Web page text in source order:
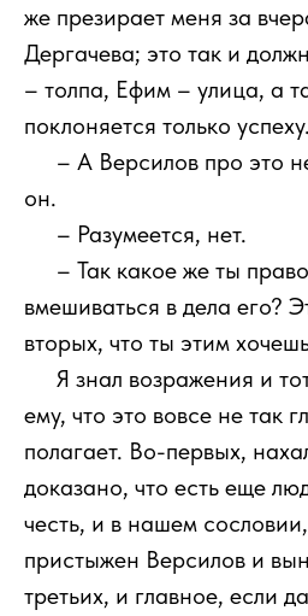
же презирает меня за
Дергачева; это так и
– толпа, Ефим – улица, а
поклоняется только успеху.
– А Версилов про это
он.
– Разумеется, нет.
– Так какое же ты
вмешиваться в дела его?
вторых, что ты этим
Я знал возражения и
ему, что это вовсе не так
полагает. Во-первых,
доказано, что есть еще
честь, и в нашем
пристыжен Версилов и
третьих, и главное, если